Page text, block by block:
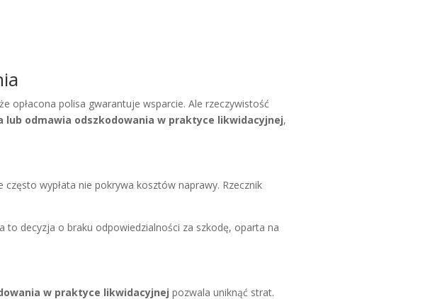
opłacona polisa gwarantuje wsparcie. Ale rzeczywistość
lub odmawia odszkodowania w praktyce likwidacyjnej,
wypłata nie pokrywa kosztów naprawy. Rzecznik
to decyzja o braku odpowiedzialności za szkodę, oparta na
w praktyce likwidacyjnej pozwala uniknąć strat.